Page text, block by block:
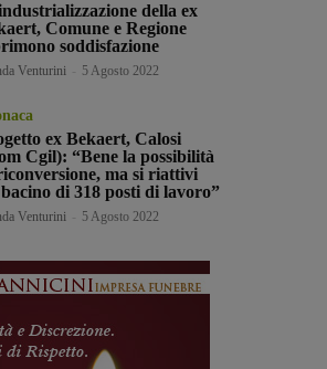
della ex
Comune e Regione
soddisfazione
Venturini 5 Agosto 2022
ex Bekaert, Calosi
Cgil): “Bene la possibilità
ma si riattivi
di 318 posti di lavoro”
Venturini 5 Agosto 2022